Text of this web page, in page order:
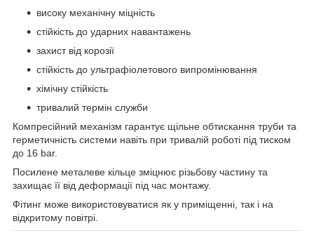
високу механічну міцність
стійкість до ударних навантажень
захист від корозії
стійкість до ультрафіолетового випромінювання
хімічну стійкість
тривалий термін служби
Компресійний механізм гарантує щільне обтискання труби та
герметичність системи навіть при тривалій роботі під тиском
до 16 bar.
Посилене металеве кільце зміцнює різьбову частину та
захищає її від деформації під час монтажу.
Фітинг може використовуватися як у приміщенні, так і на
відкритому повітрі.